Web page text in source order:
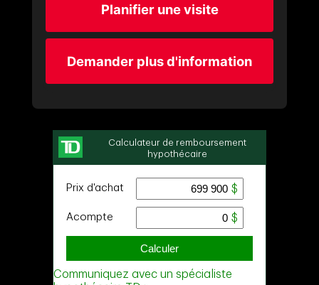
Planifier une visite
Demander plus d'information